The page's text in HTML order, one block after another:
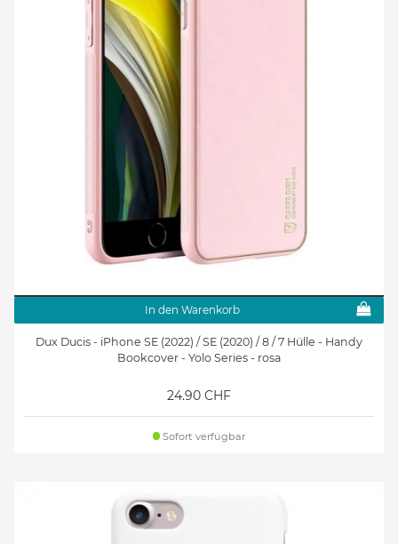
In den Warenkorb
Dux Ducis - iPhone SE (2022) / SE (2020) / 8 / 7 Hülle - Handy
Bookcover - Yolo Series - rosa
24.90 CHF
Sofort verfügbar